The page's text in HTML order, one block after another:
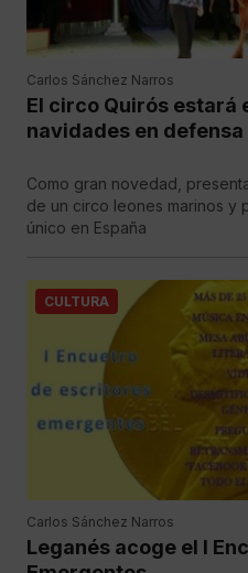
Carlos Sánchez Narros
El circo Quirós estará
navidades en
Como gran novedad,
de un circo leones marinos y
único en España
CULTURA
Carlos Sánchez Narros
Leganés acoge el I